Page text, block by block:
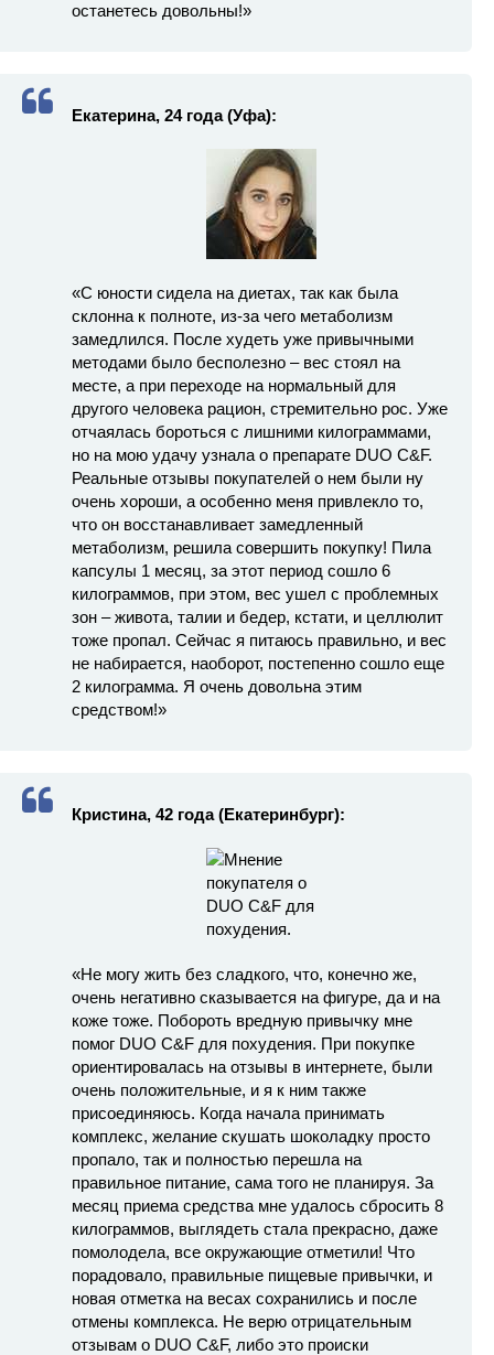
останетесь довольны!»
Екатерина, 24 года (Уфа):
«С юности сидела на диетах, так как была
склонна к полноте, из-за чего метаболизм
замедлился. После худеть уже привычными
методами было бесполезно – вес стоял на
месте, а при переходе на нормальный для
другого человека рацион, стремительно рос. Уже
отчаялась бороться с лишними килограммами,
но на мою удачу узнала о препарате DUO C&F.
Реальные отзывы покупателей о нем были ну
очень хороши, а особенно меня привлекло то,
что он восстанавливает замедленный
метаболизм, решила совершить покупку! Пила
капсулы 1 месяц, за этот период сошло 6
килограммов, при этом, вес ушел с проблемных
зон – живота, талии и бедер, кстати, и целлюлит
тоже пропал. Сейчас я питаюсь правильно, и вес
не набирается, наоборот, постепенно сошло еще
2 килограмма. Я очень довольна этим
средством!»
Кристина, 42 года (Екатеринбург):
«Не могу жить без сладкого, что, конечно же,
очень негативно сказывается на фигуре, да и на
коже тоже. Побороть вредную привычку мне
помог DUO C&F для похудения. При покупке
ориентировалась на отзывы в интернете, были
очень положительные, и я к ним также
присоединяюсь. Когда начала принимать
комплекс, желание скушать шоколадку просто
пропало, так и полностью перешла на
правильное питание, сама того не планируя. За
месяц приема средства мне удалось сбросить 8
килограммов, выглядеть стала прекрасно, даже
помолодела, все окружающие отметили! Что
порадовало, правильные пищевые привычки, и
новая отметка на весах сохранились и после
отмены комплекса. Не верю отрицательным
отзывам о DUO C&F, либо это происки